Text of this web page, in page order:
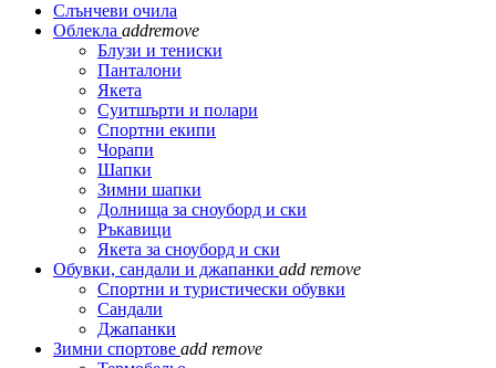
Слънчеви очила
Облекла addremove
Блузи и тениски
Панталони
Якета
Суитшърти и полари
Спортни екипи
Чорапи
Шапки
Зимни шапки
Долнища за сноуборд и ски
Ръкавици
Якета за сноуборд и ски
Обувки, сандали и джапанки add remove
Спортни и туристически обувки
Сандали
Джапанки
Зимни спортове add remove